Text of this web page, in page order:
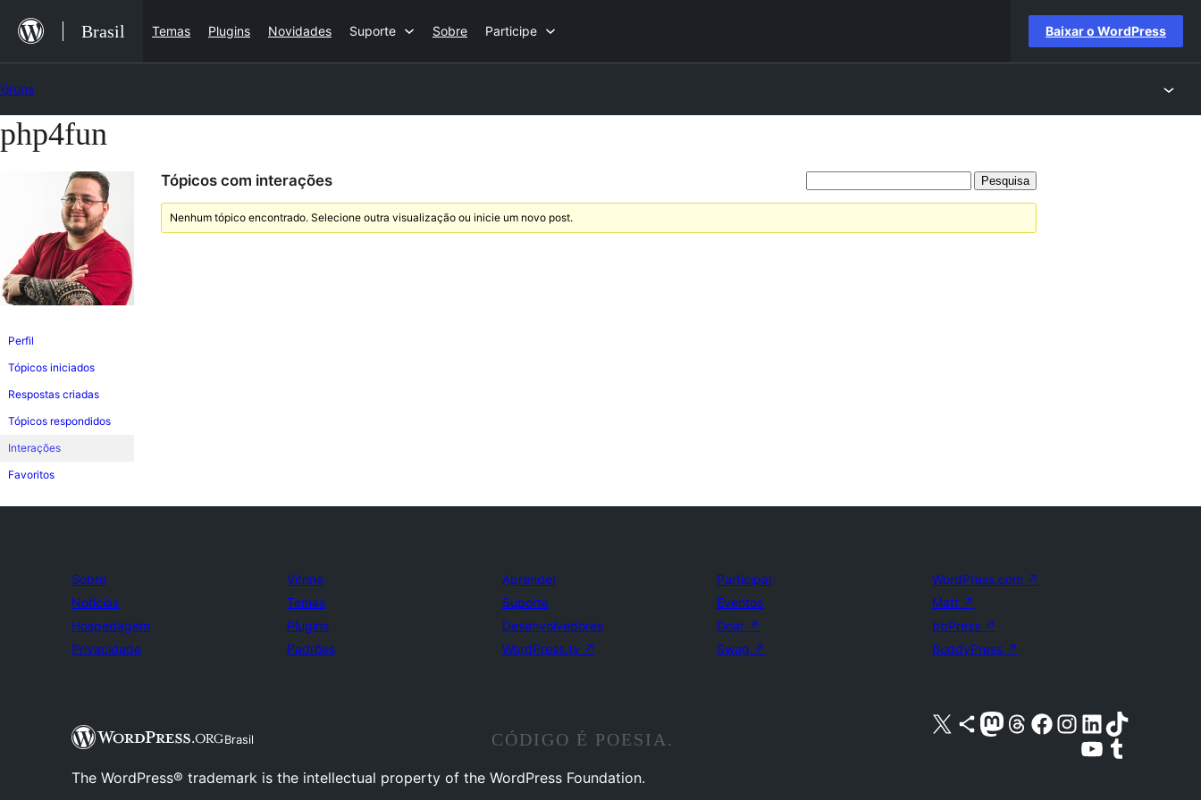
para
o
conteúdo
Brasil Temas Plugins Novidades Suporte Sobre Participe Baixar o WordPress
Pular
para
conteúdo
php4fun
Perfil
Tópicos iniciados
Respostas criadas
Tópicos respondidos
Interações
Favoritos
Tópicos com interações
Nenhum tópico encontrado. Selecione outra visualização ou inicie um novo post.
Sobre
Notícias
Hospedagem
Privacidade
Vitrine
Temas
Plugins
Padrões
Aprender
Suporte
Desenvolvedores
WordPress.tv ↗
Participar
Eventos
Doar ↗
Swag ↗
WordPress.com ↗
Matt ↗
bbPress ↗
BuddyPress ↗
Brasil
Acessar nossa conta do X (antigo Twitter)
Acessar nossa conta do Bluesky
Acessar nossa conta do Mastodon
Acessar nossa conta do Threads
Acessar nossa página do Facebook
Acessar nossa conta do Instagram
Acessar nossa conta do LinkedIn
Acessar nossa conta do TikTok
Acessar nosso canal do YouTube
Acessar nossa conta no Tumblr
CÓDIGO É POESIA.
The WordPress® trademark is the intellectual property of the WordPress Foundation.